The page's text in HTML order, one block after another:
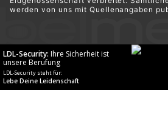
werden von uns mit Quellenangaben